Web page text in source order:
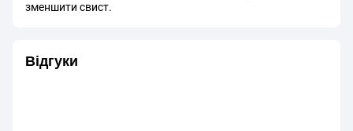
зменшити свист.
Відгуки